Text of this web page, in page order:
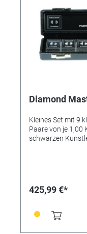
Diamond
Kleines Set mit 9
Paare von je 1,00
schwarzen
425,99 €*